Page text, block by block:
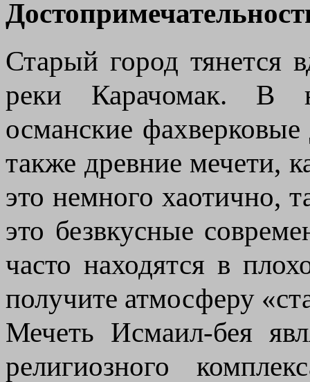
Старый город тянется
реки Карачомак. В
османские
также древние мечети,
это немного хаотично,
это безвкусные
часто находятся в
получите атмосферу
Мечеть Исмаил-бея
религиозного